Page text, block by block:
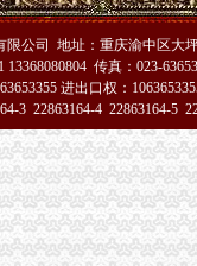
企业官网—站式企业
赢缘财务咨询有限
咨询有限公司
办理_十大品牌网
办理重庆公司注册今
|价
限公司 地址：重庆渝中区大
13368080804 传真：023-
进出口权：
3 22863164-4 22863164-5